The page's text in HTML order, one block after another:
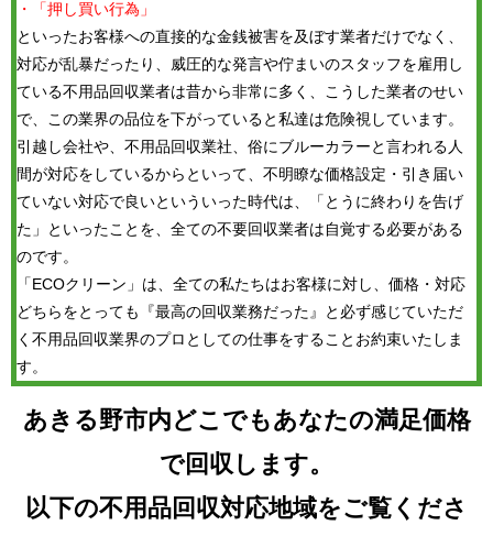
・「押し買い行為」
といったお客様への直接的な金銭被害を及ぼす業者だけでなく、
対応が乱暴だったり、威圧的な発言や佇まいのスタッフを雇用し
ている不用品回収業者は昔から非常に多く、こうした業者のせい
で、この業界の品位を下がっていると私達は危険視しています。
引越し会社や、不用品回収業社、俗にブルーカラーと言われる人
間が対応をしているからといって、不明瞭な価格設定・引き届い
ていない対応で良いといういった時代は、「とうに終わりを告げ
た」といったことを、全ての不要回収業者は自覚する必要がある
のです。
「ECOクリーン」は、全ての私たちはお客様に対し、価格・対応
どちらをとっても『最高の回収業務だった』と必ず感じていただ
く不用品回収業界のプロとしての仕事をすることお約束いたしま
す。
あきる野市内どこでもあなたの満足価格
で回収します。
以下の不用品回収対応地域をご覧くださ